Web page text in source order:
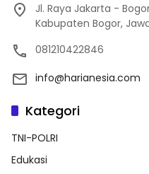
Jl. Raya Jakarta -
Kabupaten Bogor,
081210422846
info@harianesia.com
Kategori
TNI-POLRI
Edukasi